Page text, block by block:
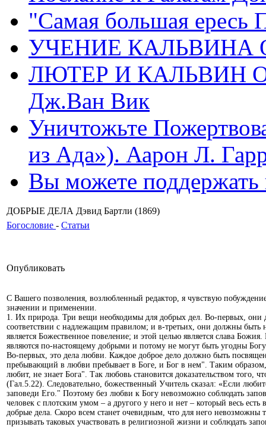
"Самая большая ересь
УЧЕНИЕ КАЛЬВИНА
ЛЮТЕР И КАЛЬВИН
Дж.Ван Вик
Уничтожьте
из Ада»). Аарон Л.
Вы можете
ДОБРЫЕ ДЕЛА Дэвид Бартли (1869)
Богословие - Статьи
Опубликовать
С Вашего позволения, возлюбленный редактор, я чувствую
значении и применении.
1. Их природа. Три вещи необходимы для добрых дел. Во-первых,
соответствии с надлежащим правилом; и в-третьих, они должны
является Божественное повеление; и этой целью является слава
являются по-настоящему добрыми и потому не могут быть угодны
Во-первых, это дела любви. Каждое доброе дело должно быть
пребывающий в любви пребывает в Боге, и Бог в нем". Таким
любит, не знает Бога". Так любовь становится доказательством
(Гал.5.22). Следовательно, божественный Учитель сказал: «Если
заповеди Его." Поэтому без любви к Богу невозможно соблюдать
человек с плотским умом – а другого у него и нет – который весь есть
добрые дела. Скоро всем станет очевидным, что для него
призывать таковых участвовать в религиозной жизни и соблюдать